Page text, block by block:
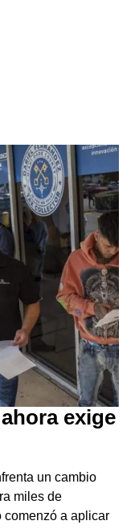
exige
un cambio
miles de
comenzó a aplicar